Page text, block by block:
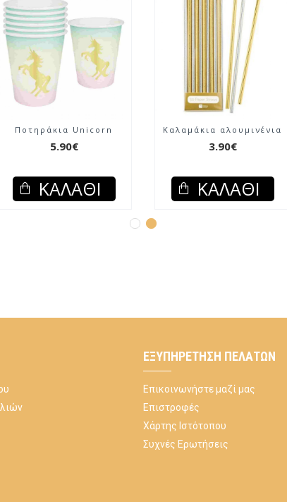
Ποτηράκια Unicorn
5.90€
ΚΑΛΆΘΙ
Καλαμάκια αλουμινένια
3.90€
ΚΑΛΆΘΙ
ΕΞΥΠΗΡΈΤΗΣΗ ΠΕΛΑΤΏΝ
Επικοινωνήστε μαζί μας
Επιστροφές
Χάρτης Ιστότοπου
Συχνές Ερωτήσεις